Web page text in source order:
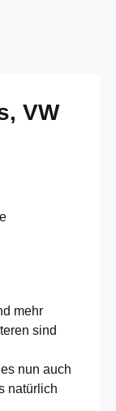
VW
mehr
sind
nun auch
natürlich